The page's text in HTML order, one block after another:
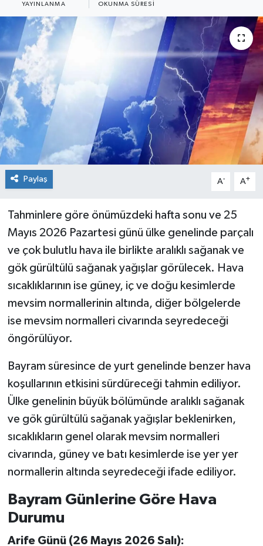
YAYINLANMA OKUNMA SÜRESI
Paylaş A- A+
Tahminlere göre önümüzdeki hafta sonu ve 25
Mayıs 2026 Pazartesi günü ülke genelinde parçalı
ve çok bulutlu hava ile birlikte aralıklı sağanak ve
gök gürültülü sağanak yağışlar görülecek. Hava
sıcaklıklarının ise güney, iç ve doğu kesimlerde
mevsim normallerinin altında, diğer bölgelerde
ise mevsim normalleri civarında seyredeceği
öngörülüyor.
Bayram süresince de yurt genelinde benzer hava
koşullarının etkisini sürdüreceği tahmin ediliyor.
Ülke genelinin büyük bölümünde aralıklı sağanak
ve gök gürültülü sağanak yağışlar beklenirken,
sıcaklıkların genel olarak mevsim normalleri
civarında, güney ve batı kesimlerde ise yer yer
normallerin altında seyredeceği ifade ediliyor.
Bayram Günlerine Göre Hava
Durumu
Arife Günü (26 Mayıs 2026 Salı):
Siyaset
Spor